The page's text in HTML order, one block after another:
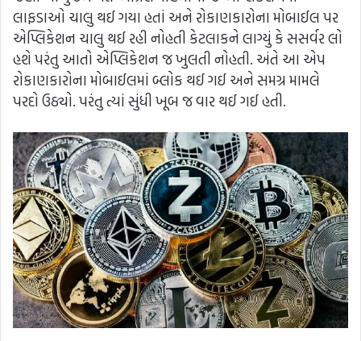
લાફડાઓ ચાલુ થઈ ગયા હતાં અને રોકાણકારોના મોબાઈલ પર
એપ્લિકેશન ચાલુ થઈ રહી નોહતી કેટલાકને લાગ્યું કે સસર્વર લો
હશે પરંતુ આતો એપ્લિકેશન જ ખુલતી નોહતી. અંતે આ એપ
રોકાણકારોના મોબાઈલમાં બ્લોક થઈ ગઈ અને સમગ્ર મામલે
પરદો ઉઠ્યો. પરંતુ ત્યાં સુંધી ખૂબ જ વાર થઈ ગઈ હતી.